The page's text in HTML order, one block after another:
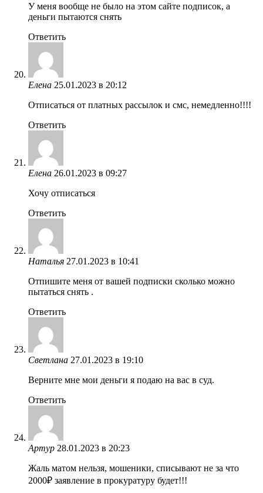
У меня вообще не было на этом сайте подписок, а
деньги пытаются снять
Ответить
Елена 25.01.2023 в 20:12
Отписаться от платных рассылок и смс, немедленно!!!!
Ответить
Елена 26.01.2023 в 09:27
Хочу отписаться
Ответить
Наталья 27.01.2023 в 10:41
Отпишите меня от вашей подписки сколько можно
пытаться снять .
Ответить
Светлана 27.01.2023 в 19:10
Верните мне мои деньги я подаю на вас в суд.
Ответить
Артур 28.01.2023 в 20:23
Жаль матом нельзя, мошеники, списывают не за что
2000₽ заявление в прокуратуру будет!!!